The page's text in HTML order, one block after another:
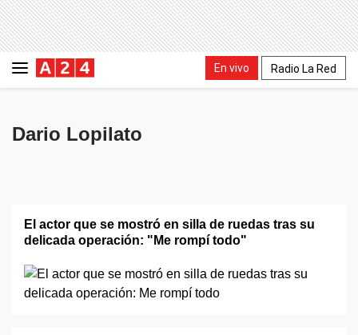
En vivo Radio La Red
Dario Lopilato
El actor que se mostró en silla de ruedas tras su
delicada operación: "Me rompí todo"